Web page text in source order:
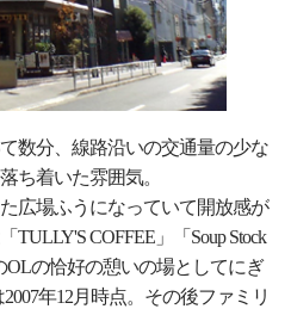
数分、線路沿いの交通量の少な
ち着いた雰囲気。
広場ふうになっていて開放感が
COFFEE」「Soup Stock
OLの恰好の憩いの場としてにぎ
年12月時点。その後ファミリ